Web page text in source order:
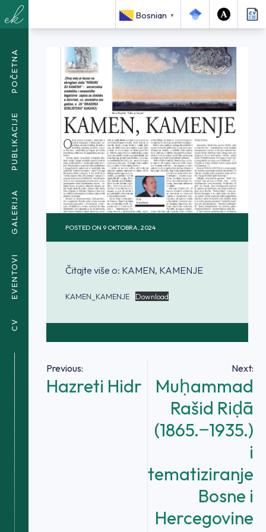
Bosnian ▼
POČETNA
PUBLIKACIJE
GALERIJA
EVENTOVI
CV
<SPAN CLASS="BREADCRUMB-CURRENT">KAMEN,
POSTED ON 9 OKTOBRA, 2024
Čitajte više o: KAMEN, KAMENJE
KAMEN_KAMENJE Download
Navigacija
članaka
Previous:
Hazreti Hidr
Next:
Muḥammad
Rašid Riḍā
(1865.‒1935.)
i
tematiziranje
Bosne i
Hercegovine